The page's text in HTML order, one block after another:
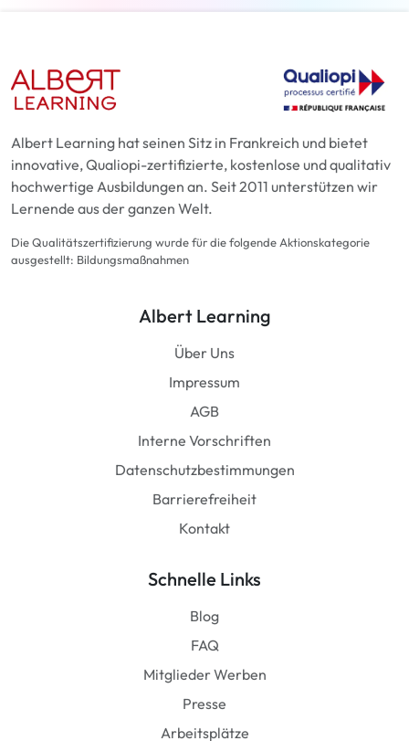
Albert Learning hat seinen Sitz in Frankreich und bietet
innovative, Qualiopi-zertifizierte, kostenlose und qualitativ
hochwertige Ausbildungen an. Seit 2011 unterstützen wir
Lernende aus der ganzen Welt.
Die Qualitätszertifizierung wurde für die folgende Aktionskategorie
ausgestellt: Bildungsmaßnahmen
Albert Learning
Über Uns
Impressum
AGB
Interne Vorschriften
Datenschutzbestimmungen
Barrierefreiheit
Kontakt
Schnelle Links
Blog
FAQ
Mitglieder Werben
Presse
Arbeitsplätze